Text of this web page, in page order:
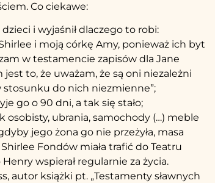
Co ciekawe:
i wyjaśnił dlaczego to robi:
i moją córkę Amy, ponieważ ich byt
w testamencie zapisów dla Jane
to, że uważam, że są oni niezależni
stosunku do nich niezmienne”;
go o 90 dni, a tak się stało;
osobisty, ubrania, samochody (…) meble
jego żona go nie przeżyła, masa
Fondów miała trafić do Teatru
wspierał regularnie za życia.
autor książki pt. „Testamenty sławnych